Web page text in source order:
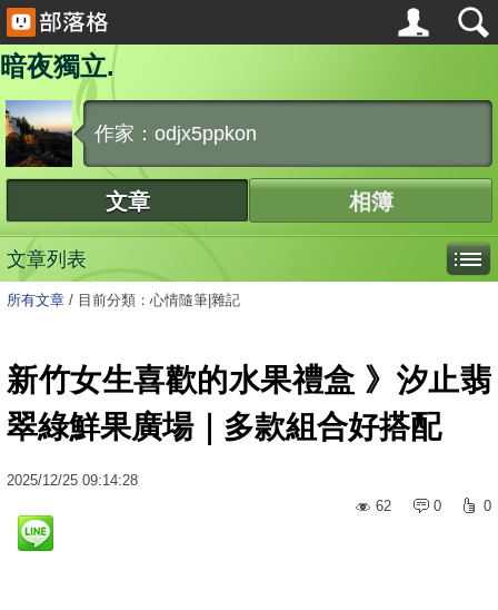
暗夜獨立.
作家：odjx5ppkon
文章 相簿
文章列表
所有文章 / 目前分類：心情隨筆|雜記
新竹女生喜歡的水果禮盒 》汐止翡
翠綠鮮果廣場｜多款組合好搭配
2025/12/25 09:14:28
62
0 0